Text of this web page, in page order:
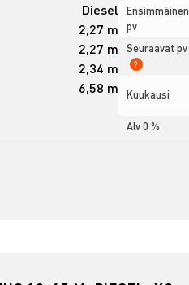
Diesel
2,27 m
2,27 m
2,34 m
6,58 m
Ensimmäinen
pv
Seuraavat pv
?
Kuukausi
Alv 0 %